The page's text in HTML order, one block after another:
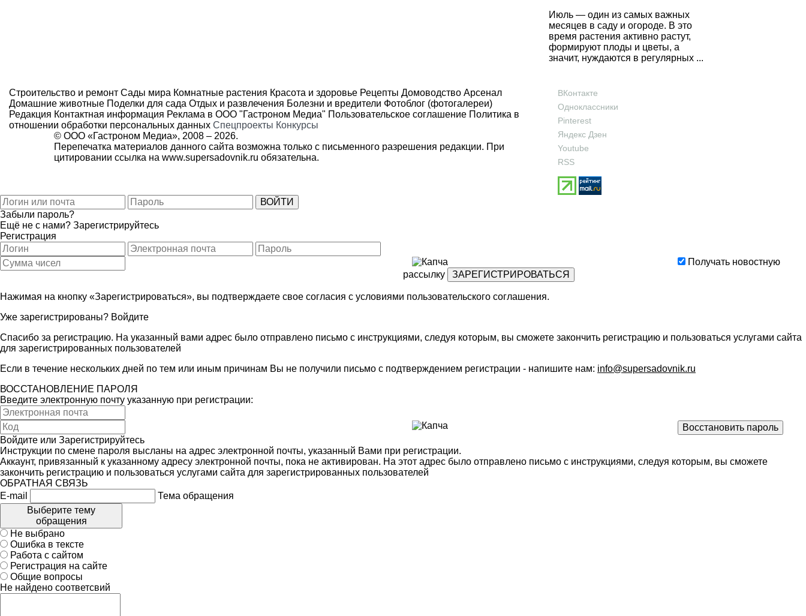
Июль — один из самых важных
месяцев в саду и огороде. В это
время растения активно растут,
формируют плоды и цветы, а
значит, нуждаются в регулярных ...
Строительство и ремонт Сады мира Комнатные растения Красота и здоровье Рецепты Домоводство Арсенал
Домашние животные Поделки для сада Отдых и развлечения Болезни и вредители Фотоблог (фотогалереи)
Редакция Контактная информация Реклама в ООО "Гастроном Медиа" Пользовательское соглашение Политика в
отношении обработки персональных данных Спецпроекты Конкурсы
© ООО «Гастроном Медиа», 2008 – 2026.
Перепечатка материалов данного сайта возможна только с письменного разрешения редакции. При
цитировании ссылка на www.supersadovnik.ru обязательна.
ВКонтакте
Одноклассники
Pinterest
Яндекс Дзен
Youtube
RSS
Забыли пароль?
Ещё не с нами? Зарегистрируйтесь
Регистрация
Получать новостную
рассылку
Нажимая на кнопку «Зарегистрироваться», вы подтверждаете свое согласия с условиями пользовательского соглашения.
Уже зарегистрированы? Войдите
Спасибо за регистрацию. На указанный вами адрес было отправлено письмо с инструкциями, следуя которым, вы сможете закончить регистрацию и пользоваться услугами сайта
для зарегистрированных пользователей
Если в течение нескольких дней по тем или иным причинам Вы не получили письмо с подтверждением регистрации - напишите нам: info@supersadovnik.ru
ВОССТАНОВЛЕНИЕ ПАРОЛЯ
Введите электронную почту указанную при регистрации:
Войдите или Зарегистрируйтесь
Инструкции по смене пароля высланы на адрес электронной почты, указанный Вами при регистрации.
Аккаунт, привязанный к указанному адресу электронной почты, пока не активирован. На этот адрес было отправлено письмо с инструкциями, следуя которым, вы сможете
закончить регистрацию и пользоваться услугами сайта для зарегистрированных пользователей
ОБРАТНАЯ СВЯЗЬ
E-mail
Тема обращения
Выберите тему
обращения
Не выбрано
Ошибка в тексте
Работа с сайтом
Регистрация на сайте
Общие вопросы
Не найдено соответсвий